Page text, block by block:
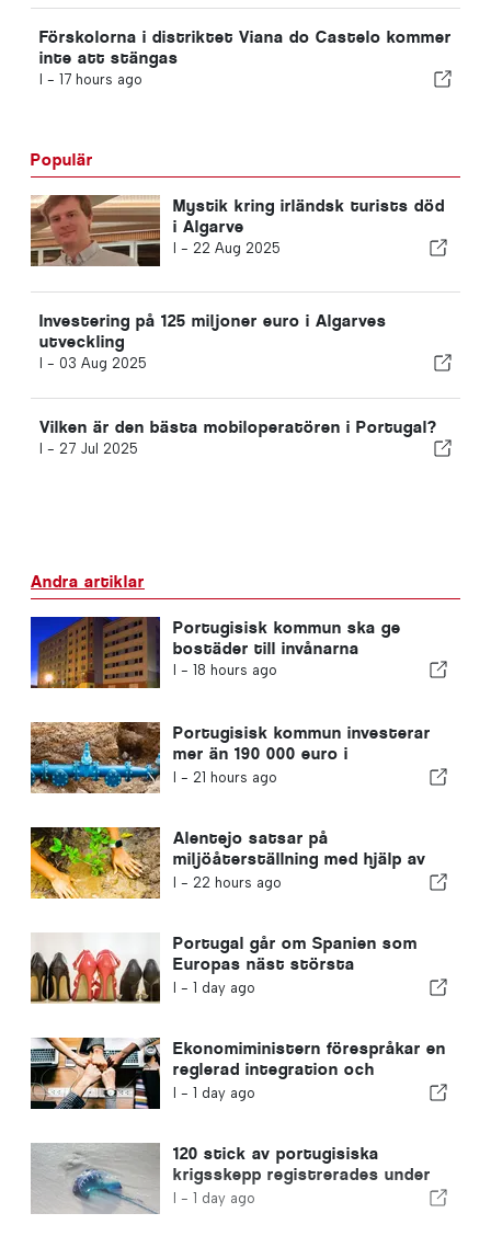
Förskolorna i distriktet Viana do Castelo kommer
inte att stängas
I - 17 hours ago
Populär
Mystik kring irländsk turists död
i Algarve
I - 22 Aug 2025
Investering på 125 miljoner euro i Algarves
utveckling
I - 03 Aug 2025
Vilken är den bästa mobiloperatören i Portugal?
I - 27 Jul 2025
Andra artiklar
Portugisisk kommun ska ge
bostäder till invånarna
I - 18 hours ago
Portugisisk kommun investerar
mer än 190 000 euro i
vattenförsörjningen
I - 21 hours ago
Alentejo satsar på
miljöåterställning med hjälp av
EU-medel
I - 22 hours ago
Portugal går om Spanien som
Europas näst största
skotillverkare
I - 1 day ago
Ekonomiministern förespråkar en
reglerad integration och
garanterar en snabbare väg för
I - 1 day ago
120 stick av portugisiska
krigsskepp registrerades under
en enda dag
I - 1 day ago